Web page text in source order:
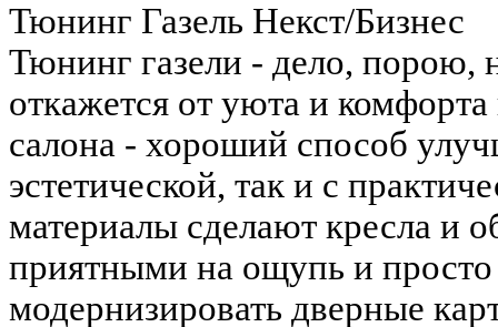
Тюнинг Газель Некст/Бизнес
Тюнинг газели - дело, порою,
откажется от уюта и
салона - хороший способ
эстетической, так и с
материалы сделают кресла и
приятными на ощупь и
модернизировать дверные